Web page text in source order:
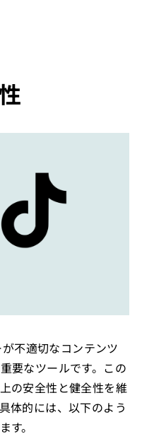
不適切なコンテンツ
要なツールです。この
の安全性と健全性を維
体的には、以下のよう
す。